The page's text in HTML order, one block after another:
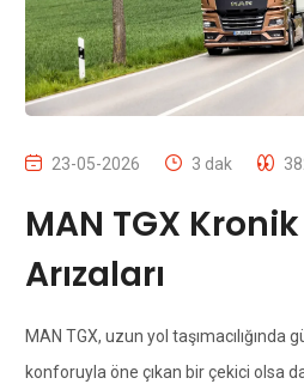
23-05-2026 3 dak
MAN TGX
Arızaları
MAN TGX, uzun yol taşımacılığında
konforuyla öne çıkan bir çekici olsa